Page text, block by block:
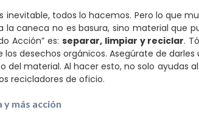
inevitable, todos lo hacemos. Pero lo que
la caneca no es basura, sino material que
Acción” es: separar, limpiar y reciclar.
los desechos orgánicos. Asegúrate de
del material. Al hacer esto, no solo ayudas
recicladores de oficio.
y más acción